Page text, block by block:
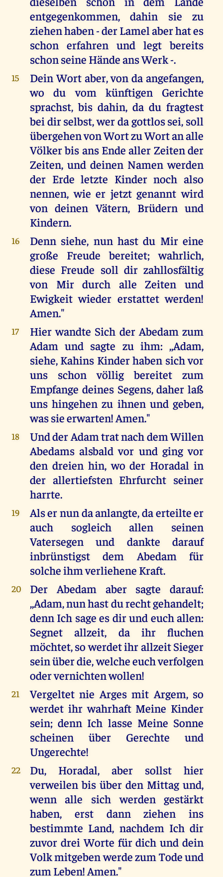
entgegenkommen, dahin sie zu
ziehen haben - der Lamel aber hat es
schon erfahren und legt bereits
schon seine Hände ans Werk -.
15
Dein Wort aber, von da angefangen,
wo du vom künftigen Gerichte
sprachst, bis dahin, da du fragtest
bei dir selbst, wer da gottlos sei, soll
übergehen von Wort zu Wort an alle
Völker bis ans Ende aller Zeiten der
Zeiten, und deinen Namen werden
der Erde letzte Kinder noch also
nennen, wie er jetzt genannt wird
von deinen Vätern, Brüdern und
Kindern.
16
Denn siehe, nun hast du Mir eine
große Freude bereitet; wahrlich,
diese Freude soll dir zahllosfältig
von Mir durch alle Zeiten und
Ewigkeit wieder erstattet werden!
Amen."
17
Hier wandte Sich der Abedam zum
Adam und sagte zu ihm: ,,Adam,
siehe, Kahins Kinder haben sich vor
uns schon völlig bereitet zum
Empfange deines Segens, daher laß
uns hingehen zu ihnen und geben,
was sie erwarten! Amen."
18
Und der Adam trat nach dem Willen
Abedams alsbald vor und ging vor
den dreien hin, wo der Horadal in
der allertiefsten Ehrfurcht seiner
harrte.
19
Als er nun da anlangte, da erteilte er
auch sogleich allen seinen
Vatersegen und dankte darauf
inbrünstigst dem Abedam für
solche ihm verliehene Kraft.
20
Der Abedam aber sagte darauf:
,,Adam, nun hast du recht gehandelt;
denn Ich sage es dir und euch allen:
Segnet allzeit, da ihr fluchen
möchtet, so werdet ihr allzeit Sieger
sein über die, welche euch verfolgen
oder vernichten wollen!
21
Vergeltet nie Arges mit Argem, so
werdet ihr wahrhaft Meine Kinder
sein; denn Ich lasse Meine Sonne
scheinen über Gerechte und
Ungerechte!
22
Du, Horadal, aber sollst hier
verweilen bis über den Mittag und,
wenn alle sich werden gestärkt
haben, erst dann ziehen ins
bestimmte Land, nachdem Ich dir
zuvor drei Worte für dich und dein
Volk mitgeben werde zum Tode und
zum Leben! Amen."